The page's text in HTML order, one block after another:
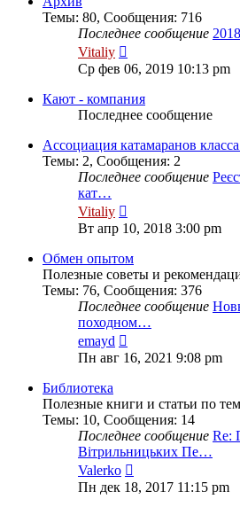
Темы: 80, Сообщения: 716
Последнее сообщение 2018
Vitaliy
к
последнему
сообщению
Ср фев 06, 2019 10:13 pm
Кают - компания
Последнее сообщение
Ассоциация катамаранов
Темы: 2, Сообщения: 2
Последнее сообщение
кат…
Vitaliy
к
последнему
сообщению
Вт апр 10, 2018 3:00 pm
Обмен опытом
Полезные советы и
Темы: 76, Сообщения: 376
Последнее сообщение
походном…
emayd
к
последнему
Пн авг 16, 2021 9:08 pm
Библиотека
Полезные книги и статьи по
Темы: 10, Сообщения: 14
Последнее сообщение Re:
Вітрильницьких Пе…
Valerko
к
последнему
Пн дек 18, 2017 11:15 pm